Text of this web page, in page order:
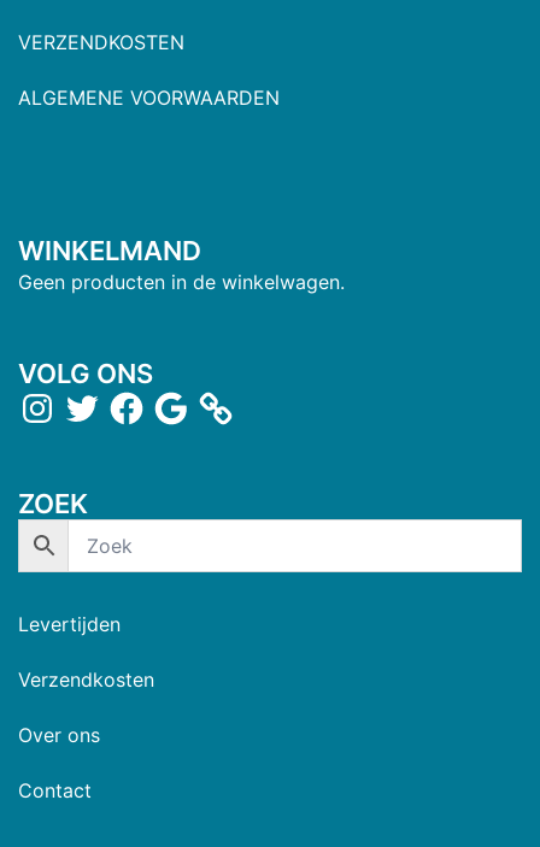
VERZENDKOSTEN
ALGEMENE VOORWAARDEN
WINKELMAND
Geen producten in de winkelwagen.
VOLG ONS
ZOEK
Levertijden
Verzendkosten
Over ons
Contact